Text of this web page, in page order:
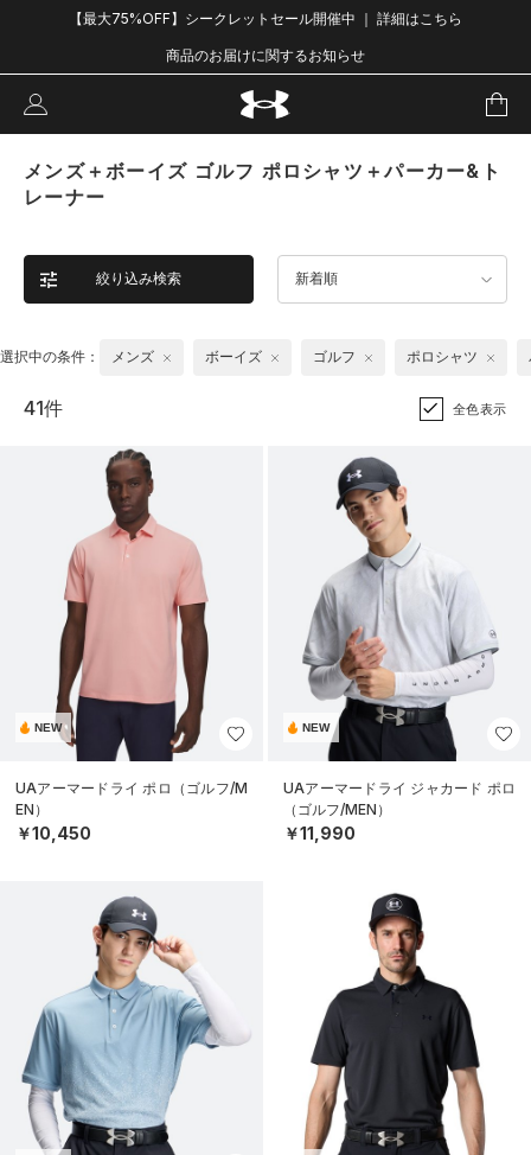
【最大75%OFF】シークレットセール開催中 ｜ 詳細はこちら
商品のお届けに関するお知らせ
メンズ＋ボーイズ ゴルフ ポロシャツ＋パーカー&ト
レーナー
絞り込み検索 新着順
選択中の条件： メンズ ボーイズ ゴルフ ポロシャツ
41件 全色表示
NEW
UAアーマードライ ポロ（ゴルフ/M
EN）
￥10,450
NEW
UAアーマードライ ジャカード ポロ
（ゴルフ/MEN）
￥11,990